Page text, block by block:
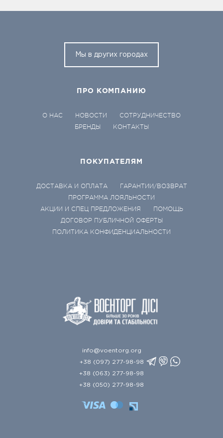
Мы в других городах
ПРО КОМПАНИЮ
О НАС НОВОСТИ
СОТРУДНИЧЕСТВО
БРЕНДЫ
КОНТАКТЫ
ПОКУПАТЕЛЯМ
ДОСТАВКА И ОПЛАТА
ГАРАНТИИ/ВОЗВРАТ
ПРОГРАММА ЛОЯЛЬНОСТИ
АКЦИИ И СПЕЦ ПРЕДЛОЖЕНИЯ
ПОМОЩЬ
ДОГОВОР ПУБЛИЧНОЙ ОФЕРТЫ
ПОЛИТИКА КОНФИДЕНЦИАЛЬНОСТИ
info@voentorg.org
+38 (097) 277-98-98
+38 (063) 277-98-98
+38 (050) 277-98-98